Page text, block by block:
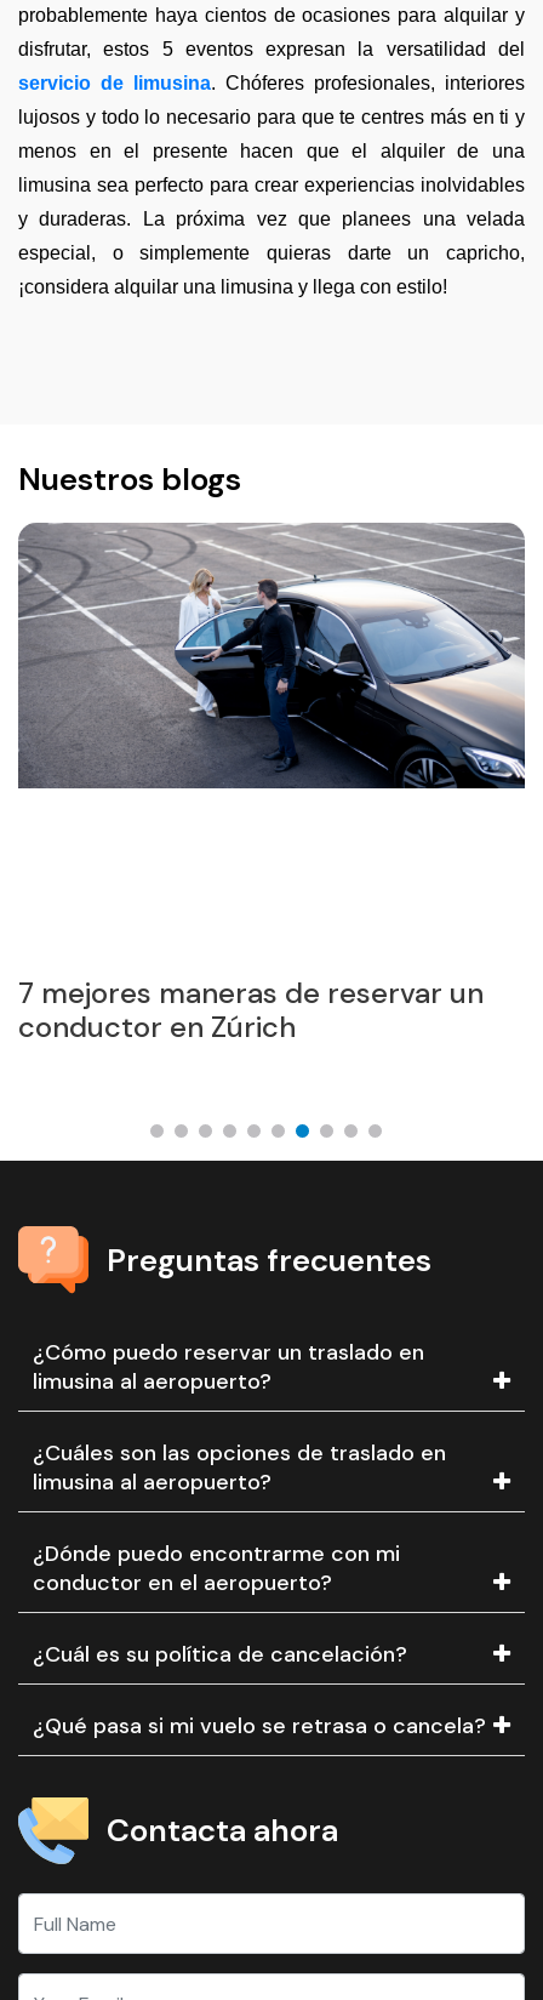
probablemente haya cientos de ocasiones para alquilar y
disfrutar, estos 5 eventos expresan la versatilidad del
servicio de limusina. Chóferes profesionales, interiores
lujosos y todo lo necesario para que te centres más en ti y
menos en el presente hacen que el alquiler de una
limusina sea perfecto para crear experiencias inolvidables
y duraderas. La próxima vez que planees una velada
especial, o simplemente quieras darte un capricho,
¡considera alquilar una limusina y llega con estilo!
Nuestros blogs
7 mejores maneras de reservar un
conductor en Zúrich
Preguntas frecuentes
¿Cómo puedo reservar un traslado en
limusina al aeropuerto?
¿Cuáles son las opciones de traslado en
limusina al aeropuerto?
¿Dónde puedo encontrarme con mi
conductor en el aeropuerto?
¿Cuál es su política de cancelación?
¿Qué pasa si mi vuelo se retrasa o cancela?
Contacta ahora